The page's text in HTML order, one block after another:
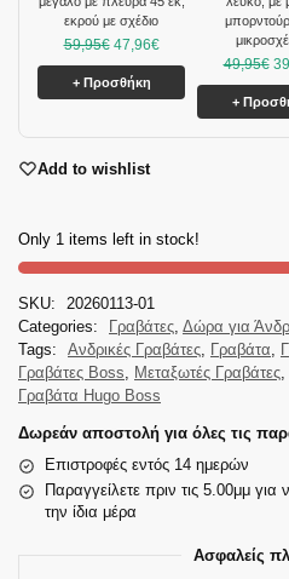
εκρού με σχέδιο
59,95€ 47,96€
+ Προσθήκη
49,95€
+
Add to wishlist
Only 1 items left in stock!
SKU:
20260113-01
Categories:
Γραβάτες, Δώρα για
Tags:
Ανδρικές Γραβάτες, Γραβάτα,
Γραβάτες Boss, Μεταξωτές Γραβάτες,
Γραβάτα Hugo Boss
Δωρεάν αποστολή για όλες τις
Επιστροφές εντός 14 ημερών
Παραγγείλετε πριν τις 5.00μμ
την ίδια μέρα
Ασφαλείς